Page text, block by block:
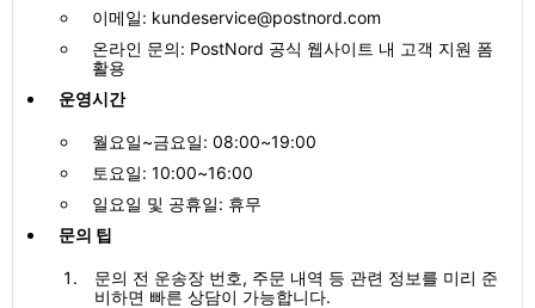
이메일: kundeservice@postnord.com
온라인 문의: PostNord 공식 웹사이트 내 고객 지원 폼
활용
운영시간
월요일~금요일: 08:00~19:00
토요일: 10:00~16:00
일요일 및 공휴일: 휴무
문의 팁
문의 전 운송장 번호, 주문 내역 등 관련 정보를 미리 준
비하면 빠른 상담이 가능합니다.